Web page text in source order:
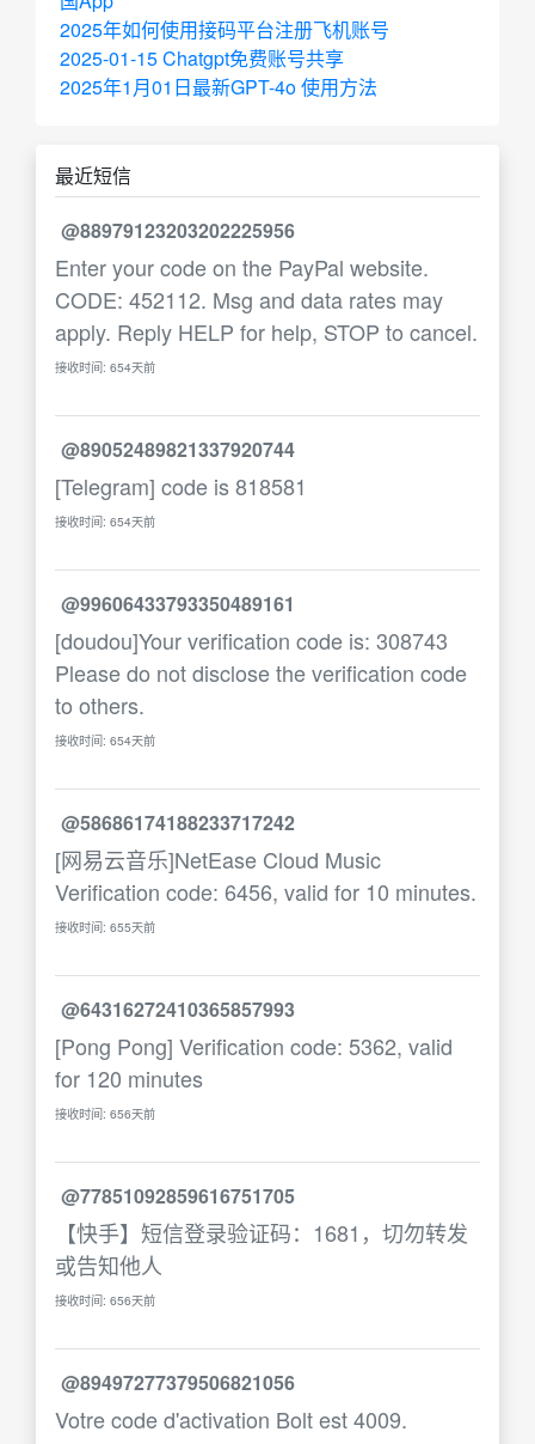
2025年如何使用接码平台注册飞机账号
2025-01-15 Chatgpt免费账号共享
2025年1月01日最新GPT-4o 使用方法
最近短信
@88979123203202225956
Enter your code on the PayPal website.
CODE: 452112. Msg and data rates may
apply. Reply HELP for help, STOP to cancel.
接收时间: 654天前
@89052489821337920744
[Telegram] code is 818581
接收时间: 654天前
@99606433793350489161
[doudou]Your verification code is: 308743
Please do not disclose the verification code
to others.
接收时间: 654天前
@58686174188233717242
[网易云音乐]NetEase Cloud Music
Verification code: 6456, valid for 10 minutes.
接收时间: 655天前
@64316272410365857993
[Pong Pong] Verification code: 5362, valid
for 120 minutes
接收时间: 656天前
@77851092859616751705
【快手】短信登录验证码：1681，切勿转发
或告知他人
接收时间: 656天前
@89497277379506821056
Votre code d'activation Bolt est 4009.